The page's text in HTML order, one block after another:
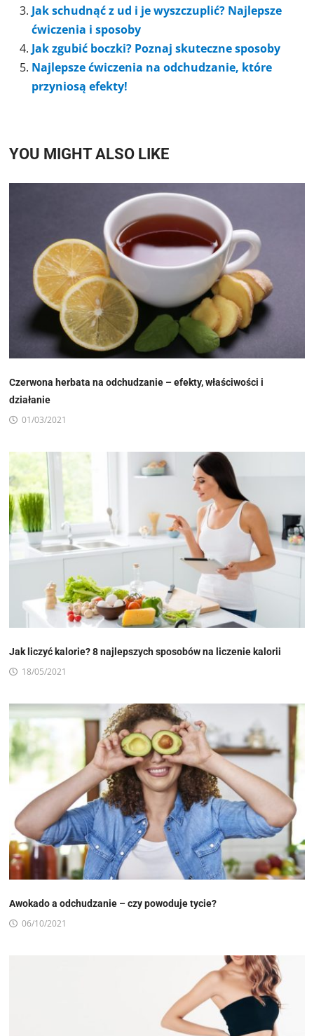
Jak schudnąć z ud i je wyszczuplić? Najlepsze
ćwiczenia i sposoby
Jak zgubić boczki? Poznaj skuteczne sposoby
Najlepsze ćwiczenia na odchudzanie, które
przyniosą efekty!
YOU MIGHT ALSO LIKE
Czerwona herbata na odchudzanie – efekty, właściwości i
działanie
01/03/2021
Jak liczyć kalorie? 8 najlepszych sposobów na liczenie kalorii
18/05/2021
Awokado a odchudzanie – czy powoduje tycie?
06/10/2021